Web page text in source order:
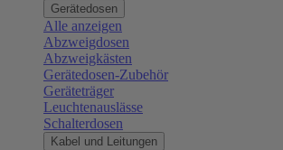
Gerätedosen
Alle anzeigen
Abzweigdosen
Abzweigkästen
Gerätedosen-Zubehör
Geräteträger
Leuchtenauslässe
Schalterdosen
Kabel und Leitungen